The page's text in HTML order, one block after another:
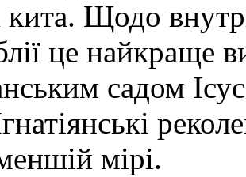
кита. Щодо
це найкраще
садом
мірі.